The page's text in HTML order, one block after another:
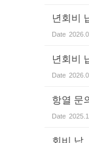
년회비
Date
년회비
Date
항열 문
Date
회비 납